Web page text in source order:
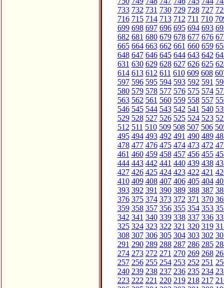
733 732 731 730 729 728 727
716 715 714 713 712 711 710
699 698 697 696 695 694 693
682 681 680 679 678 677 676
665 664 663 662 661 660 659
648 647 646 645 644 643 642
631 630 629 628 627 626 625
614 613 612 611 610 609 608
597 596 595 594 593 592 591
580 579 578 577 576 575 574
563 562 561 560 559 558 557
546 545 544 543 542 541 540
529 528 527 526 525 524 523
512 511 510 509 508 507 506
495 494 493 492 491 490 489
478 477 476 475 474 473 472
461 460 459 458 457 456 455
444 443 442 441 440 439 438
427 426 425 424 423 422 421
410 409 408 407 406 405 404
393 392 391 390 389 388 387
376 375 374 373 372 371 370
359 358 357 356 355 354 353
342 341 340 339 338 337 336
325 324 323 322 321 320 319
308 307 306 305 304 303 302
291 290 289 288 287 286 285
274 273 272 271 270 269 268
257 256 255 254 253 252 251
240 239 238 237 236 235 234
223 222 221 220 219 218 217